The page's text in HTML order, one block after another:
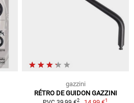
gazzini
RÉTRO DE GUIDON GAZZINI
2 1